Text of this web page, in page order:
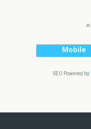
Mobile
SEO Powered by